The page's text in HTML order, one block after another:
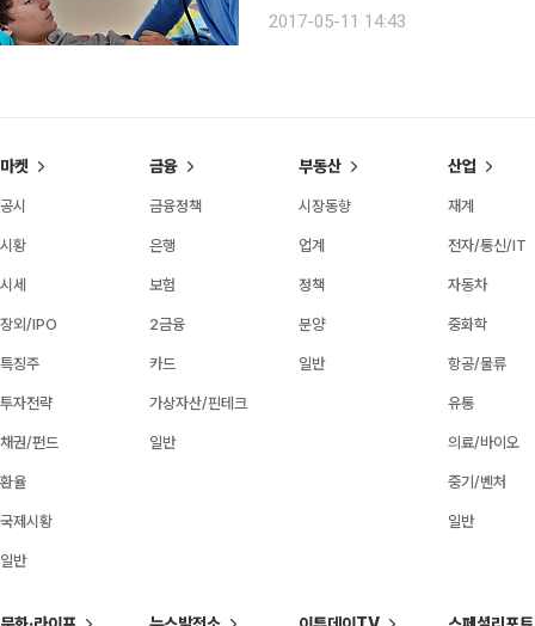
상한 감독은 그들이 출품하지 않은
2017-05-11 14:43
마켓
공시
시황
시세
장외/IPO
특징주
투자전략
채권/펀드
환율
국제시황
일반
금융
금융정책
은행
보험
2금융
카드
가상자산/핀테크
일반
부동산
시장동향
업계
정책
분양
일반
산업
재계
전자/통신/IT
자동차
중화학
항공/물류
유통
의료/바이오
중기/벤처
일반